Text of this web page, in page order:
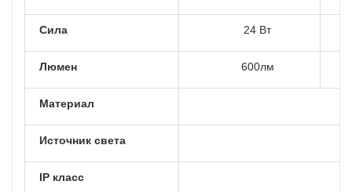
Сила 24 Вт
Люмен 600лм
Материал
Источник света
IP класс